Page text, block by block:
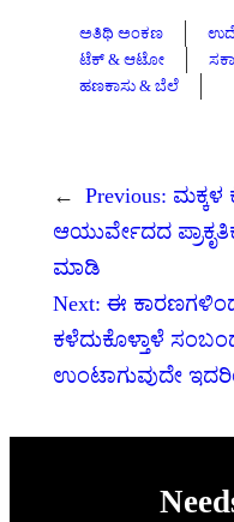
ಅತಿಥಿ ಅಂಕಣ
ಟೆಕ್ & ಆಟೋ
ಹಣಕಾಸು & ಬೆಲೆ
← Previous: ಮಕ್ಕಳ
ಆಯುರ್ವೇದದ
ಮಾಡಿ
Next: ಈ
ಕಳೆದುಕೊಳ್ತಾಳೆ
ಉಂಟಾಗುವುದೇ